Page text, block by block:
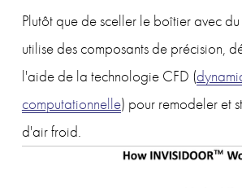
Plutôt que de sceller le boîtier avec
utilise des composants de précision,
l'aide de la technologie CFD (
computationnelle) pour remodeler et
d'air froid.